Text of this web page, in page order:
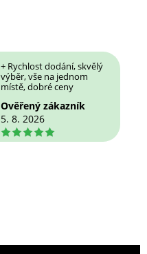
+ Rychlost dodání, skvělý
výběr, vše na jednom
místě, dobré ceny
Ověřený zákazník
5. 8. 2026
5